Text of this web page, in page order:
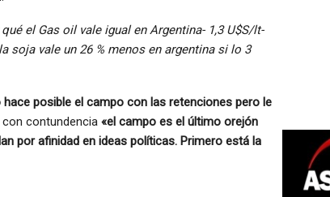
qué el Gas oil vale igual en Argentina- 1,3 U$S/lt-
soja vale un 26 % menos en argentina si lo 3
hace posible el campo con las retenciones pero le
contundencia «el campo es el último orejón
por afinidad en ideas políticas. Primero está la